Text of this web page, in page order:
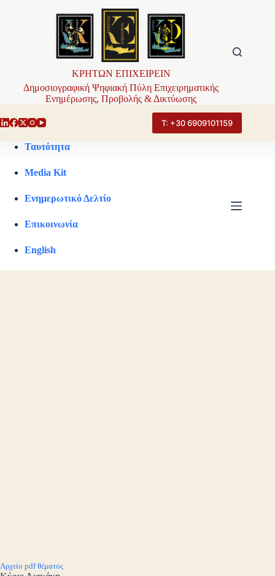
ΚΡΗΤΩΝ ΕΠΙΧΕΙΡΕΙΝ
Δημοσιογραφική Ψηφιακή Πύλη Επιχειρηματικής
Ενημέρωσης, Προβολής & Δικτύωσης
Τ: +30 6909101159
Ταυτότητα
Media Kit
Ενημερωτικό Δελτίο
Επικοινωνία
English
Αρχείο pdf θέματος